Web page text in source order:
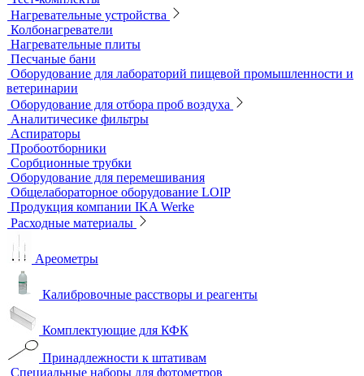
Учебные микроскопы
Цифровые камеры для микроскопов
Цифровые микроскопы
Монохроматоры
Наборы для экспресс тестов
Индикаторные трубки
Полевые и мини-лаборатории
Сорбционные трубки
Тест-комплекты
Нагревательные устройства
Колбонагреватели
Нагревательные плиты
Песчаные бани
Оборудование для лабораторий пищевой промышленности и
ветеринарии
Оборудование для отбора проб воздуха
Аналитичесике фильтры
Аспираторы
Пробоотборники
Сорбционные трубки
Оборудование для перемешивания
Общелабораторное оборудование LOIP
Продукция компании IKA Werke